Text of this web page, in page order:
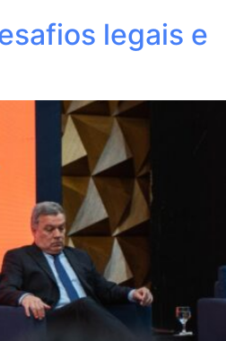
legais e